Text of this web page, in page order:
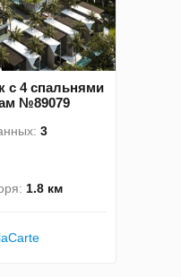
с 4 спальнями
№89079
3
1.8 км